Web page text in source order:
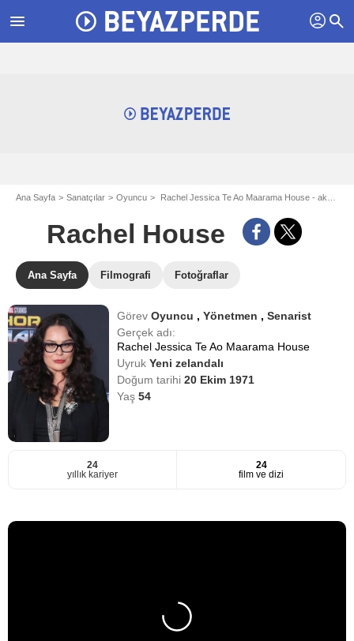
menu profil search
Ana Sayfa Sanatçılar Oyuncu Rachel Jessica Te Ao Maarama House - aka Rachel House
Rachel House
Ana Sayfa Filmografi Fotoğraflar
GörevOyuncu ,Yönetmen ,Senarist
Gerçek adı:
Rachel Jessica Te Ao Maarama House
UyrukYeni zelandalı
Doğum tarihi20 Ekim 1971
Yaş54
24
yıllık kariyer
24
film ve dizi